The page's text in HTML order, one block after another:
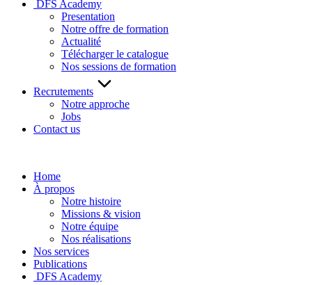
DFS Academy
Presentation
Notre offre de formation
Actualité
Télécharger le catalogue
Nos sessions de formation
Recrutements
Notre approche
Jobs
Contact us
Home
À propos
Notre histoire
Missions & vision
Notre équipe
Nos réalisations
Nos services
Publications
DFS Academy